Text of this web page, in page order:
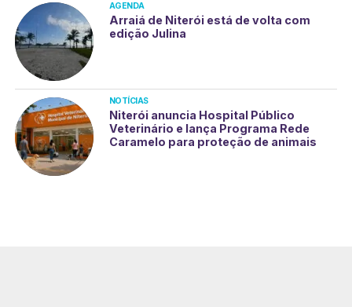
AGENDA
Arraiá de Niterói está de volta com
edição Julina
NOTÍCIAS
Niterói anuncia Hospital Público
Veterinário e lança Programa Rede
Caramelo para proteção de animais